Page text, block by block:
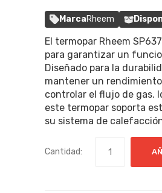
MarcaRheem
El termopar Rheem
para garantizar un
Diseñado para la
mantener un
controlar el flujo de gas.
este termopar soporta
su sistema de
Cantidad: